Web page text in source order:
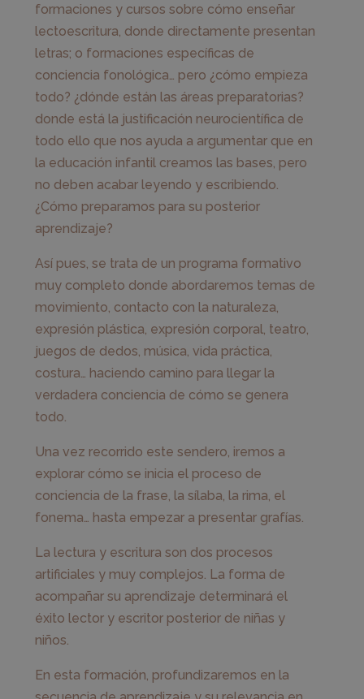
formaciones y cursos sobre cómo enseñar
lectoescritura, donde directamente presentan
letras; o formaciones específicas de
conciencia fonológica… pero ¿cómo empieza
todo? ¿dónde están las áreas preparatorias?
donde está la justificación neurocientífica de
todo ello que nos ayuda a argumentar que en
la educación infantil creamos las bases, pero
no deben acabar leyendo y escribiendo.
¿Cómo preparamos para su posterior
aprendizaje?
Así pues, se trata de un programa formativo
muy completo donde abordaremos temas de
movimiento, contacto con la naturaleza,
expresión plástica, expresión corporal, teatro,
juegos de dedos, música, vida práctica,
costura… haciendo camino para llegar la
verdadera conciencia de cómo se genera
todo.
Una vez recorrido este sendero, iremos a
explorar cómo se inicia el proceso de
conciencia de la frase, la sílaba, la rima, el
fonema… hasta empezar a presentar grafías.
La lectura y escritura son dos procesos
artificiales y muy complejos. La forma de
acompañar su aprendizaje determinará el
éxito lector y escritor posterior de niñas y
niños.
En esta formación, profundizaremos en la